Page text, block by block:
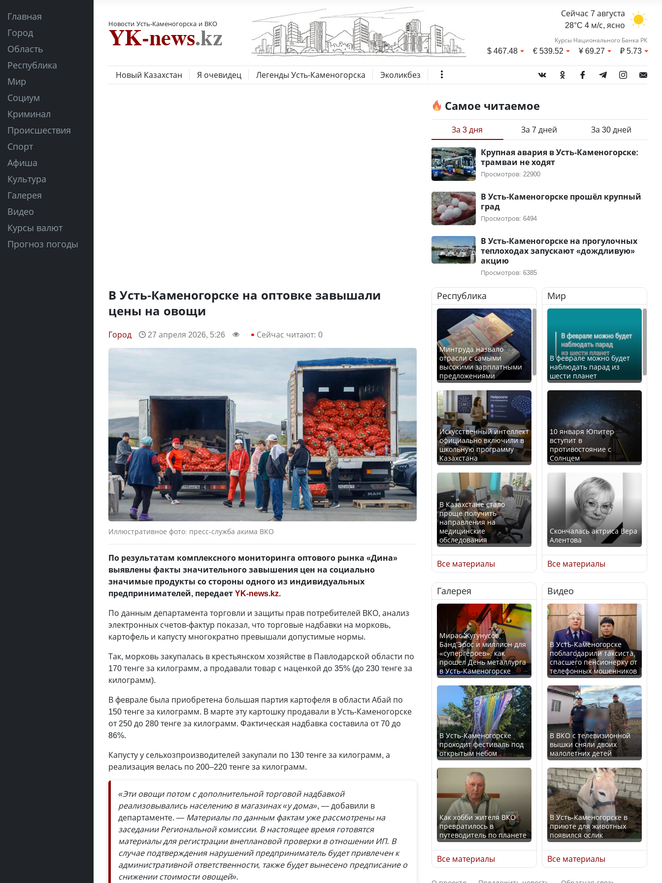
Главная
Город
Область
Республика
Мир
Социум
Криминал
Происшествия
Спорт
Афиша
Культура
Галерея
Видео
Курсы валют
Прогноз погоды
Новости Усть-Каменогорска и ВКО
Сейчас 7 августа
28°C 4 м/с, ясно
Курсы Национального Банка РК
$467.48 €539.52 ¥69.27 ₽5.73
Новый Казахстан Я очевидец Легенды Усть-Каменогорска Эколикбез
В Усть-Каменогорске на оптовке завышали
цены на овощи
Город 27 апреля 2026, 5:26 Сейчас читают: 0
Иллюстративное фото: пресс-служба акима ВКО
По результатам комплексного мониторинга оптового рынка «Дина»
выявлены факты значительного завышения цен на социально
значимые продукты со стороны одного из индивидуальных
предпринимателей, передаетYK-news.kz.
По данным департамента торговли и защиты прав потребителей ВКО, анализ
электронных счетов-фактур показал, что торговые надбавки на морковь,
картофель и капусту многократно превышали допустимые нормы.
Так, морковь закупалась в крестьянском хозяйстве в Павлодарской области по
170 тенге за килограмм, а продавали товар с наценкой до 35% (до 230 тенге за
килограмм).
В феврале была приобретена большая партия картофеля в области Абай по
150 тенге за килограмм. В марте эту картошку продавали в Усть-Каменогорске
от 250 до 280 тенге за килограмм. Фактическая надбавка составила от 70 до
86%.
Капусту у сельхозпроизводителей закупали по 130 тенге за килограмм, а
реализация велась по 200–220 тенге за килограмм.
«Эти овощи потом с дополнительной торговой надбавкой
реализовывались населению в магазинах «у дома», — добавили в
департаменте. — Материалы по данным фактам уже рассмотрены на
заседании Региональной комиссии. В настоящее время готовятся
материалы для регистрации внеплановой проверки в отношении ИП. В
случае подтверждения нарушений предприниматель будет привлечен к
административной ответственности, также будет вынесено предписание о
снижении стоимости овощей».
Самое читаемое
За 3 дня За 7 дней За 30 дней
Крупная авария в Усть-Каменогорске:
трамваи не ходят
Просмотров: 22900
В Усть-Каменогорске прошёл крупный
град
Просмотров: 6494
В Усть-Каменогорске на прогулочных
теплоходах запускают «дождливую»
акцию
Просмотров: 6385
Республика
Минтруда назвало
отрасли с самыми
высокими зарплатными
предложениями
Искусственный интеллект
официально включили в
школьную программу
Казахстана
В Казахстане стало
проще получить
направления на
медицинские
обследования
Қазақстан Орталық Азия
елдері арасында әл-ауқат
индексінде көш бастады
Казахстан возглавил
рейтинг благополучия
среди стран Центральной
Азии
Будут ли представлены
интересы регионов в
Курултае?
Ең төменгі жалақы,
алимент, экология: жеті
партия сайлаушылармен
нені талқылап жатыр?
Все материалы
Мир
В феврале можно будет
наблюдать парад из
шести планет
10 января Юпитер
вступит в
противостояние с
Солнцем
Скончалась актриса Вера
Алентова
В РФ вынесен заочный
приговор по уголовному
делу об убийстве Игоря
Талькова
В России введены
дополнительные
ограничения для
казахстанских прав
Трамп официально
вступил в должность
президента США
Луну признали объектом
культурного наследия,
находящегося под
угрозой исчезновения
Все материалы
Галерея
Мирас Жугунусов,
Банд’Эрос и миллион для
«супергероев»: как
прошел День металлурга
в Усть-Каменогорске
В Усть-Каменогорске
проходит фестиваль под
открытым небом
Как хобби жителя ВКО
превратилось в
путеводитель по планете
Все материалы
Видео
В Усть-Каменогорске
поблагодарили таксиста,
спасшего пенсионерку от
телефонных мошенников
В ВКО с телевизионной
вышки сняли двоих
малолетних детей
В Усть-Каменогорске в
приюте для животных
появился ослик
Все материалы